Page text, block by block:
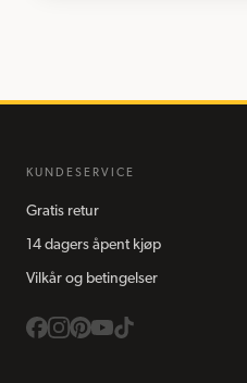
KUNDESERVICE
Gratis retur
14 dagers åpent kjøp
Vilkår og betingelser